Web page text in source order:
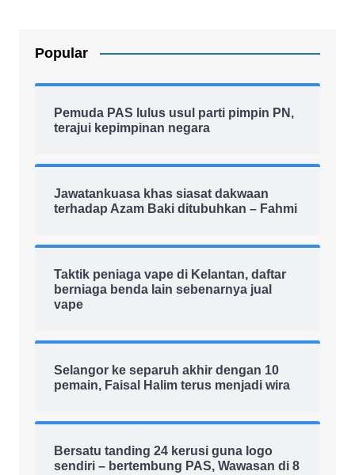
Popular
Pemuda PAS lulus usul parti pimpin PN,
terajui kepimpinan negara
Jawatankuasa khas siasat dakwaan
terhadap Azam Baki ditubuhkan – Fahmi
Taktik peniaga vape di Kelantan, daftar
berniaga benda lain sebenarnya jual
vape
Selangor ke separuh akhir dengan 10
pemain, Faisal Halim terus menjadi wira
Bersatu tanding 24 kerusi guna logo
sendiri – bertembung PAS, Wawasan di 8